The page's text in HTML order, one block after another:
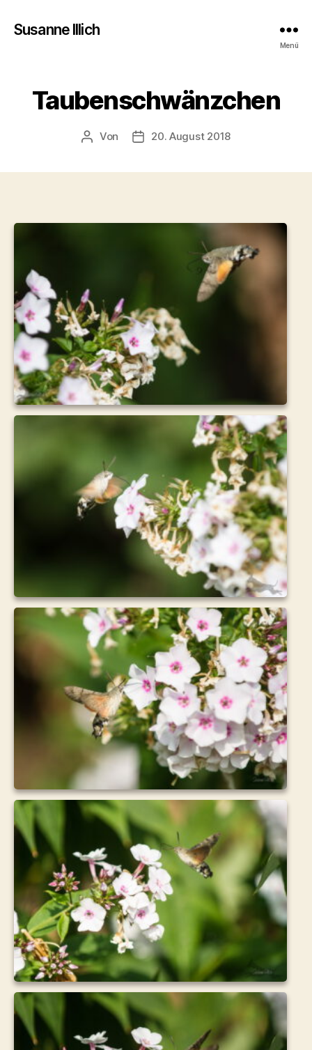
Susanne Illich
Menü
Taubenschwänzchen
Beitragsautor
Von Veröffentlichungsdatum
20. August 2018